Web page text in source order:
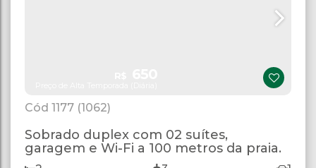
1177 (1062)
Sobrado duplex com 02 suítes,
garagem e Wi-Fi a 100 metros da praia.